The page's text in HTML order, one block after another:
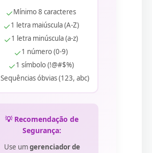
✓Mínimo 8 caracteres
✓1 letra maiúscula (A-Z)
✓1 letra minúscula (a-z)
✓1 número (0-9)
✓1 símbolo (!@#$%)
Sequências óbvias (123, abc)
💡 Recomendação de
Segurança:
Use umgerenciador de